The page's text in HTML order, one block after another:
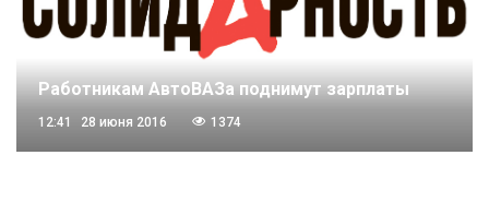
Работникам АвтоВАЗа поднимут зарплаты
12:41 28 июня 2016 1374